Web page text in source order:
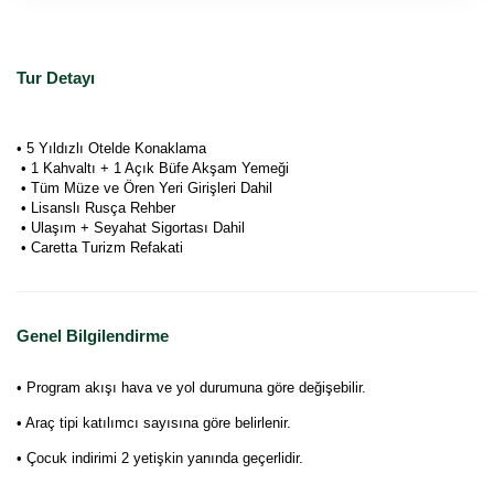
Tur Detayı
• 5 Yıldızlı Otelde Konaklama
• 1 Kahvaltı + 1 Açık Büfe Akşam Yemeği
• Tüm Müze ve Ören Yeri Girişleri Dahil
• Lisanslı Rusça Rehber
• Ulaşım + Seyahat Sigortası Dahil
• Caretta Turizm Refakati
Genel Bilgilendirme
• Program akışı hava ve yol durumuna göre değişebilir.
• Araç tipi katılımcı sayısına göre belirlenir.
• Çocuk indirimi 2 yetişkin yanında geçerlidir.